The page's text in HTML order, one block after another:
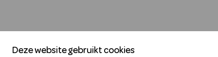
Deze website gebruikt cookies